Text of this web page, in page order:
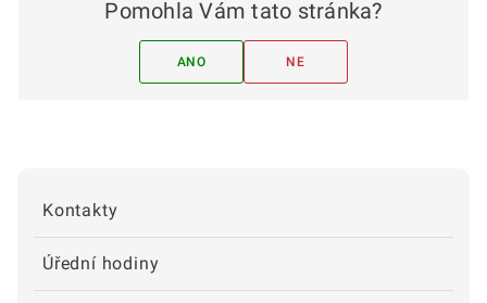
Kontakty
Úřední hodiny
Pomohla Vám tato stránka?
ANO NE